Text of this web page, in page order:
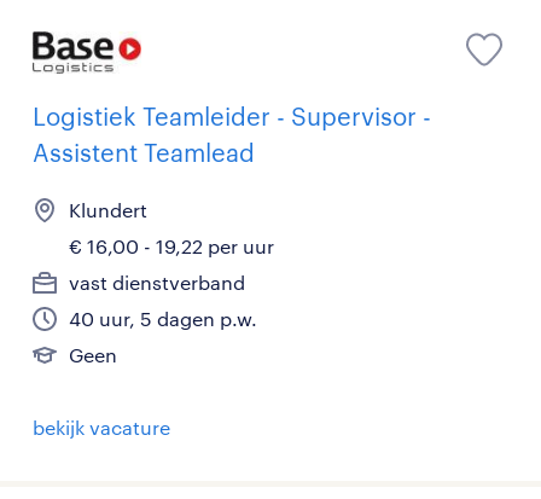
Logistiek Teamleider - Supervisor -
Assistent Teamlead
Klundert
€ 16,00 - 19,22 per uur
vast dienstverband
40 uur, 5 dagen p.w.
Geen
bekijk vacature